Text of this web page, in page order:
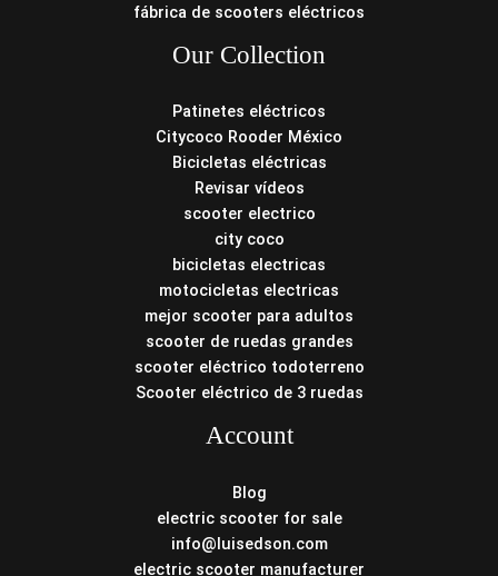
fábrica de scooters eléctricos
Our Collection
Patinetes eléctricos
Citycoco Rooder México
Bicicletas eléctricas
Revisar vídeos
scooter electrico
city coco
bicicletas electricas
motocicletas electricas
mejor scooter para adultos
scooter de ruedas grandes
scooter eléctrico todoterreno
Scooter eléctrico de 3 ruedas
Account
Blog
electric scooter for sale
info@luisedson.com
electric scooter manufacturer